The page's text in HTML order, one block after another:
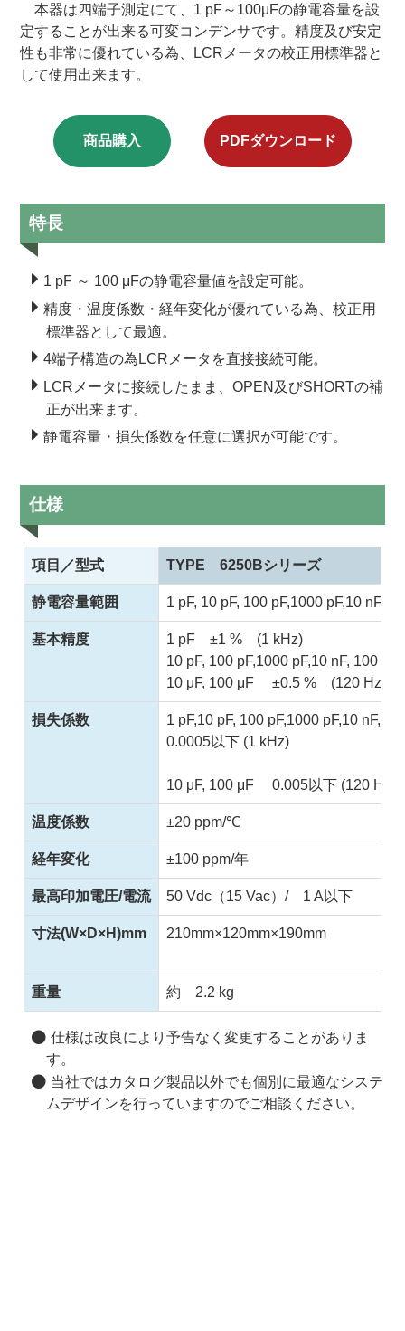
本器は四端子測定にて、1 pF～100μFの静電容量を設
定することが出来る可変コンデンサです。精度及び安定
性も非常に優れている為、LCRメータの校正用標準器と
して使用出来ます。
商品購入 PDFダウンロード
特長
1 pF ～ 100 μFの静電容量値を設定可能。
精度・温度係数・経年変化が優れている為、校正用
標準器として最適。
4端子構造の為LCRメータを直接接続可能。
LCRメータに接続したまま、OPEN及びSHORTの補
正が出来ます。
静電容量・損失係数を任意に選択が可能です。
仕様
項目／型式 TYPE 6250Bシリーズ
静電容量範囲 1 pF, 10 pF, 100 pF,1000 pF,10 nF,
基本精度
1 pF ±1 % (1 kHz)
10 pF, 100 pF,1000 pF,10 nF, 100
10 μF, 100 μF ±0.5 % (120 Hz)
損失係数
1 pF,10 pF, 100 pF,1000 pF,10 nF,
0.0005以下 (1 kHz)
10 μF, 100 μF 0.005以下 (120 Hz)
温度係数 ±20 ppm/℃
経年変化 ±100 ppm/年
最高印加電圧/電流 50 Vdc（15 Vac）/ 1 A以下
寸法(W×D×H)mm 210mm×120mm×190mm
重量 約 2.2 kg
仕様は改良により予告なく変更することがありま
す。
当社ではカタログ製品以外でも個別に最適なシステ
ムデザインを行っていますのでご相談ください。